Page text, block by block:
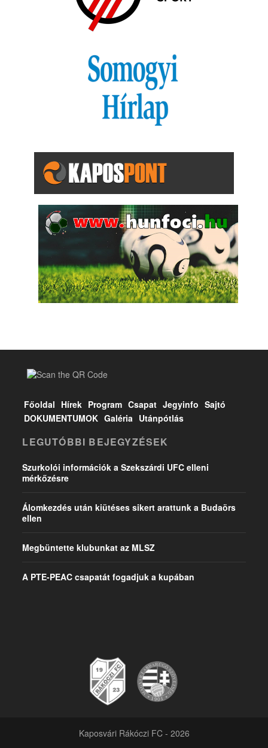
Főoldal Hírek Program Csapat Jegyinfo Sajtó
DOKUMENTUMOK Galéria Utánpótlás
LEGUTÓBBI BEJEGYZÉSEK
Szurkolói információk a Szekszárdi UFC elleni
mérkőzésre
Álomkezdés után kiütéses sikert arattunk a Budaörs
ellen
Megbüntette klubunkat az MLSZ
A PTE-PEAC csapatát fogadjuk a kupában
Kaposvári Rákóczi FC - 2026